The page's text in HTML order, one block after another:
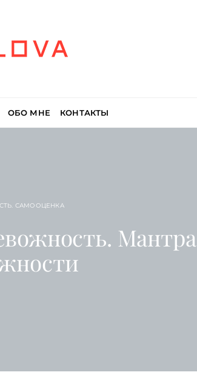
ОБО МНЕ КОНТАКТЫ
САМООЦЕНКА
Мантра